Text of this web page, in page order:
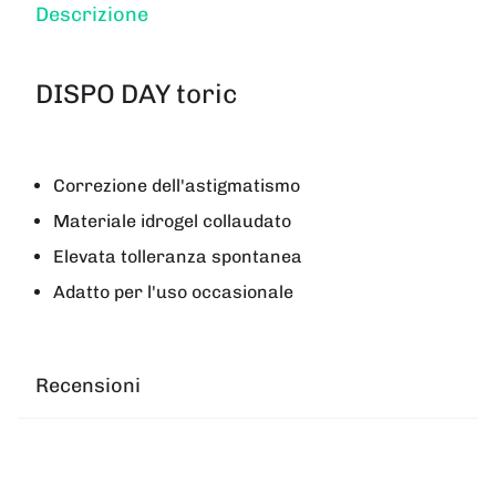
Descrizione
DISPO DAY toric
Correzione dell'astigmatismo
Materiale idrogel collaudato
Elevata tolleranza spontanea
Adatto per l'uso occasionale
Recensioni